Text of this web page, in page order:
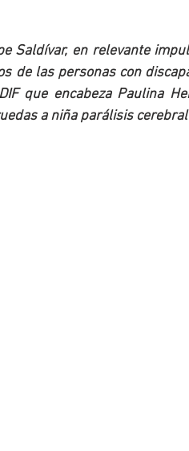
Saldívar, en relevante
de las personas con
que encabeza Paulina
a niña parálisis cerebral